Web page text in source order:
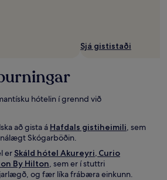
Sjá gististaði
hótelin í grennd við
að gista á Hafdals gistiheimili, sem
Skógarböðin.
er Skáld hótel Akureyri, Curio
By Hilton, sem er í stuttri
og fær líka frábæra einkunn.